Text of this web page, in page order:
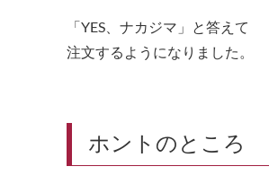
「YES、ナカジマ」と答えて
注文するようになりました。
ホントのところ